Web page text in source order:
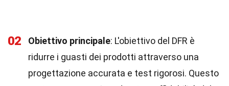
02 Obiettivo principale: L'obiettivo del DFR è
ridurre i guasti dei prodotti attraverso una
progettazione accurata e test rigorosi. Questo